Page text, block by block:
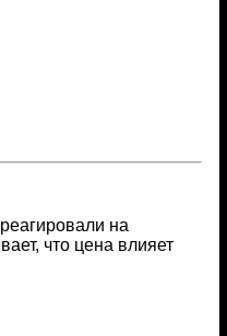
на
что цена влияет